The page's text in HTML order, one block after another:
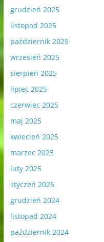
grudzień 2025
listopad 2025
październik 2025
wrzesień 2025
sierpień 2025
lipiec 2025
czerwiec 2025
maj 2025
kwiecień 2025
marzec 2025
luty 2025
styczeń 2025
grudzień 2024
listopad 2024
październik 2024